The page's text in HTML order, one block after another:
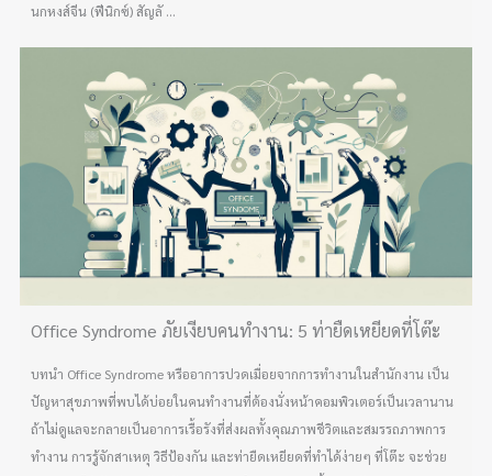
นกหงส์จีน (ฟีนิกซ์) สัญลั ...
Office Syndrome ภัยเงียบคนทำงาน: 5 ท่ายืดเหยียดที่โต๊ะ
บทนำ Office Syndrome หรืออาการปวดเมื่อยจากการทำงานในสำนักงาน เป็น
ปัญหาสุขภาพที่พบได้บ่อยในคนทำงานที่ต้องนั่งหน้าคอมพิวเตอร์เป็นเวลานาน
ถ้าไม่ดูแลจะกลายเป็นอาการเรื้อรังที่ส่งผลทั้งคุณภาพชีวิตและสมรรถภาพการ
ทำงาน การรู้จักสาเหตุ วิธีป้องกัน และท่ายืดเหยียดที่ทำได้ง่ายๆ ที่โต๊ะ จะช่วย